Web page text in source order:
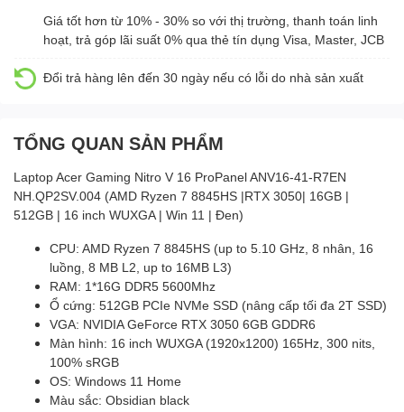
Giá tốt hơn từ 10% - 30% so với thị trường, thanh toán linh
hoạt, trả góp lãi suất 0% qua thẻ tín dụng Visa, Master, JCB
Đổi trả hàng lên đến 30 ngày nếu có lỗi do nhà sản xuất
TỔNG QUAN SẢN PHẨM
Laptop Acer Gaming Nitro V 16 ProPanel ANV16-41-R7EN
NH.QP2SV.004 (AMD Ryzen 7 8845HS |RTX 3050| 16GB |
512GB | 16 inch WUXGA | Win 11 | Đen)
CPU: AMD Ryzen 7 8845HS (up to 5.10 GHz, 8 nhân, 16
luồng, 8 MB L2, up to 16MB L3)
RAM: 1*16G DDR5 5600Mhz
Ổ cứng: 512GB PCIe NVMe SSD (nâng cấp tối đa 2T SSD)
VGA: NVIDIA GeForce RTX 3050 6GB GDDR6
Màn hình: 16 inch WUXGA (1920x1200) 165Hz, 300 nits,
100% sRGB
OS: Windows 11 Home
Màu sắc: Obsidian black